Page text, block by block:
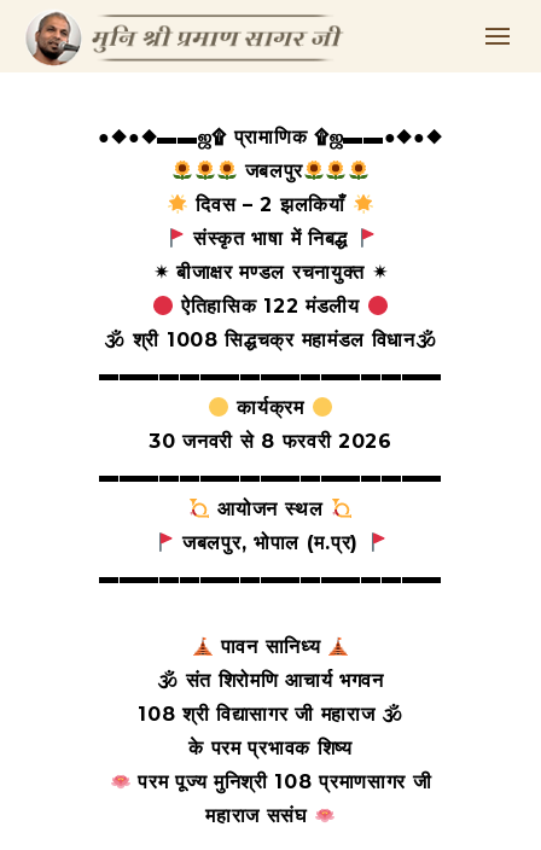
●◆●◆▬▬ஜ۩ प्रामाणिक ۩ஜ▬▬●◆●◆
जबलपुर
दिवस – 2 झलकियाँ
संस्कृत भाषा में निबद्ध
✴ बीजाक्षर मण्डल रचनायुक्त ✴
ऐतिहासिक 122 मंडलीय
🕉 श्री 1008 सिद्धचक्र महामंडल विधान🕉
▬▬▬▬▬▬▬▬▬▬▬▬▬▬▬▬▬
कार्यक्रम
30 जनवरी से 8 फरवरी 2026
▬▬▬▬▬▬▬▬▬▬▬▬▬▬▬▬▬
आयोजन स्थल
जबलपुर, भोपाल (म.प्र)
▬▬▬▬▬▬▬▬▬▬▬▬▬▬▬▬▬
पावन सानिध्य
🕉 संत शिरोमणि आचार्य भगवन
108 श्री विद्यासागर जी महाराज 🕉
के परम प्रभावक शिष्य
परम पूज्य मुनिश्री 108 प्रमाणसागर जी
महाराज ससंघ